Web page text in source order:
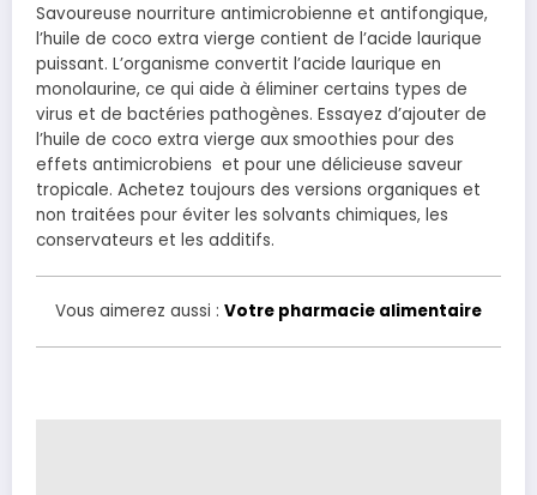
Savoureuse nourriture antimicrobienne et antifongique,
l’huile de coco extra vierge contient de l’acide laurique
puissant. L’organisme convertit l’acide laurique en
monolaurine, ce qui aide à éliminer certains types de
virus et de bactéries pathogènes. Essayez d’ajouter de
l’huile de coco extra vierge aux smoothies pour des
effets antimicrobiens et pour une délicieuse saveur
tropicale. Achetez toujours des versions organiques et
non traitées pour éviter les solvants chimiques, les
conservateurs et les additifs.
Vous aimerez aussi : Votre pharmacie alimentaire